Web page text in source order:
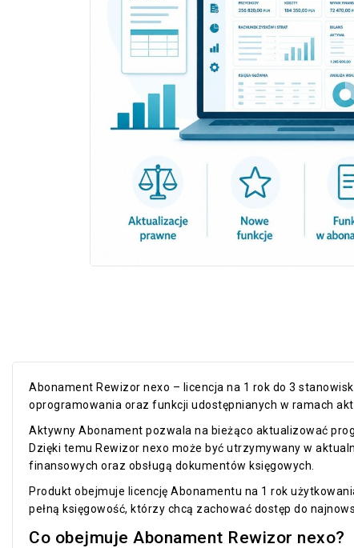
Abonament Rewizor nexo – licencja na 1 rok do 3
oprogramowania oraz funkcji udostępnianych w ramach
Aktywny Abonament pozwala na bieżąco aktualizować
Dzięki temu Rewizor nexo może być utrzymywany w
finansowych oraz obsługą dokumentów księgowych.
Produkt obejmuje licencję Abonamentu na 1 rok
pełną księgowość, którzy chcą zachować dostęp do
Co obejmuje Abonament Rewizor nexo?